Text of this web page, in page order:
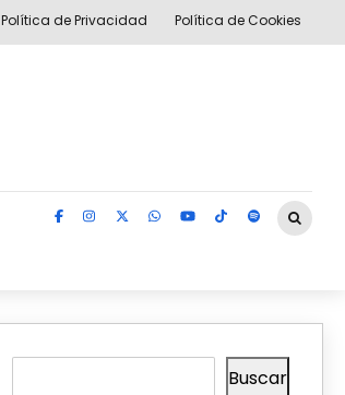
Política de Privacidad Política de Cookies
Buscar